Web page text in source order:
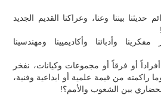
بيننا وعنا، وعراكنا القديم الجديد
وأدبائنا وأكاديميينا ومهندسينا
أفراداً أو فرقاً أو مجموعات وكيانات، نفخر
راكمته من قيمة علمية أو ابداعية وفنية،
بين الشعوب والأمم؟!